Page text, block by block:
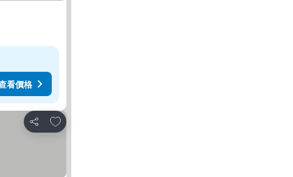
看價格
分享
加入我的最愛